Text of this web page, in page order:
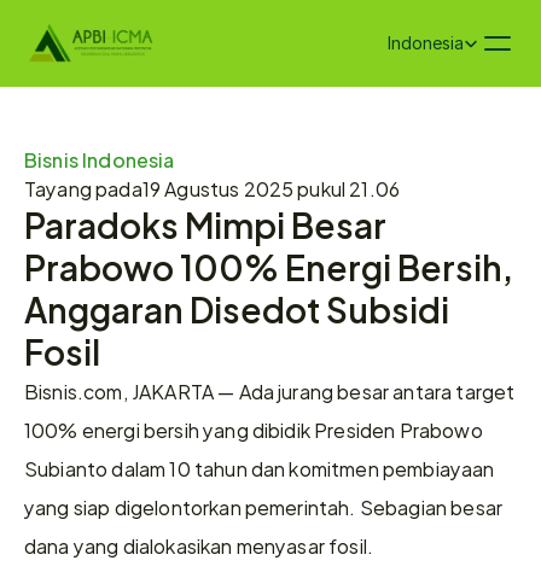
Select Language
Indonesia
Bisnis Indonesia
Tayang pada19 Agustus 2025 pukul 21.06
Paradoks Mimpi Besar
Prabowo 100% Energi Bersih,
Anggaran Disedot Subsidi
Fosil
Bisnis.com, JAKARTA — Ada jurang besar antara target
100% energi bersih yang dibidik Presiden Prabowo
Subianto dalam 10 tahun dan komitmen pembiayaan
yang siap digelontorkan pemerintah. Sebagian besar
dana yang dialokasikan menyasar fosil.